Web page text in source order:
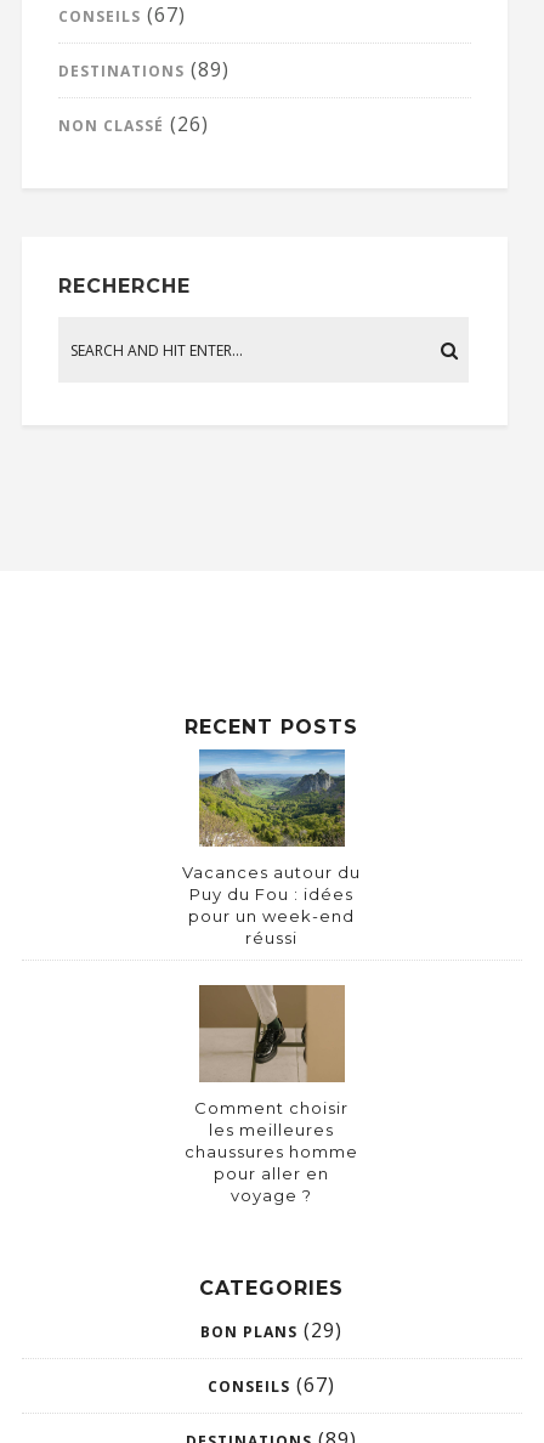
CONSEILS (67)
DESTINATIONS (89)
NON CLASSÉ (26)
RECHERCHE
RECENT POSTS
Vacances autour du
Puy du Fou : idées
pour un week-end
réussi
Comment choisir
les meilleures
chaussures homme
pour aller en
voyage ?
CATEGORIES
BON PLANS (29)
CONSEILS (67)